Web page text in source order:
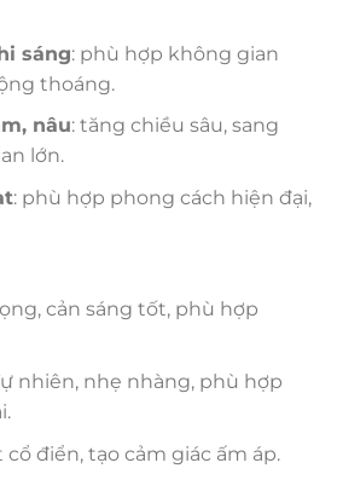
sáng: phù hợp không gian
thoáng.
nâu: tăng chiều sâu, sang
lớn.
: phù hợp phong cách hiện đại,
cản sáng tốt, phù hợp
nhiên, nhẹ nhàng, phù hợp
điển, tạo cảm giác ấm áp.